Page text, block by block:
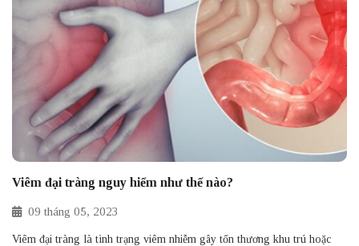
Viêm đại tràng nguy hiểm như thế nào?
09 tháng 05, 2023
Viêm đại tràng là tình trạng viêm nhiễm gây tổn thương khu trú hoặc